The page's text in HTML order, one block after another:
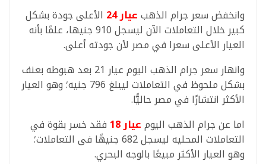
وانخفض سعر جرام الذهبعيار 24
الأعلى جودة بشكل
كبير خلال التعاملات الآن ليسجل 910 جنيها، علمًا بأنه
العيار الأعلى سعرا في مصر لأن جودته أعلى.
وانهار سعر جرام الذهب اليوم عيار 21 بعد هبوطه بعنف
بشكل ملحوظ في التعاملات ليبلغ 796 جنيه؛ وهو العيار
الأكثر انتشارًا في مصر حاليًّا.
اما عن جرام الذهب اليومعيار 18
فقد خسر بقوة في
التعاملات المحليه ليسجل 682 جنيهًا فى التعاملات؛
وهو العيار الأكثر مبيعًا بالوجه البحري.